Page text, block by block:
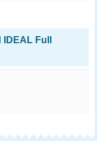
Full